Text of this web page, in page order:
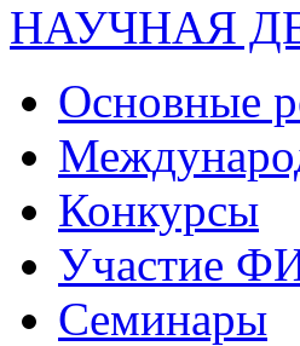
НАУЧНАЯ
Основные
Конкурсы
Участие
Семинары